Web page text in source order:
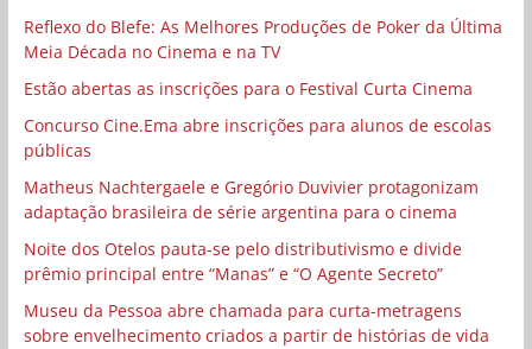
Reflexo do Blefe: As Melhores Produções de Poker da Última
Meia Década no Cinema e na TV
Estão abertas as inscrições para o Festival Curta Cinema
Concurso Cine.Ema abre inscrições para alunos de escolas
públicas
Matheus Nachtergaele e Gregório Duvivier protagonizam
adaptação brasileira de série argentina para o cinema
Noite dos Otelos pauta-se pelo distributivismo e divide
prêmio principal entre “Manas” e “O Agente Secreto”
Museu da Pessoa abre chamada para curta-metragens
sobre envelhecimento criados a partir de histórias de vida